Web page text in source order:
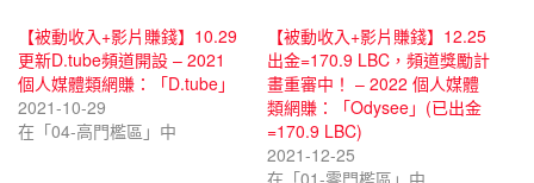
【被動收入+影片賺錢】10.29
更新D.tube頻道開設 – 2021
個人媒體類網賺：「D.tube」
2021-10-29
在「04-高門檻區」中
【被動收入+影片賺錢】12.25
出金=170.9 LBC，頻道獎勵計
畫重審中！ – 2022 個人媒體
類網賺：「Odysee」(已出金
=170.9 LBC)
2021-12-25